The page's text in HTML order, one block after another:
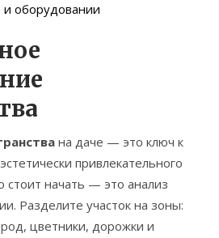
оборудовании
на даче — это ключ к
привлекательного
стоит начать — это анализ
Разделите участок на зоны:
цветники, дорожки и